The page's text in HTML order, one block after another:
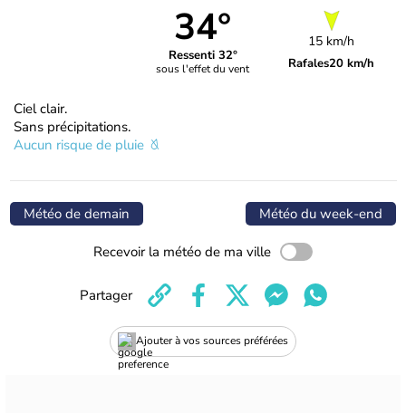
34°
Ressenti 32°
sous l'effet du vent
15 km/h
Rafales20 km/h
Ciel clair.
Sans précipitations.
Aucun risque de pluie
Météo de demain Météo du week-end
Recevoir la météo de ma ville
Ajouter à vos sources préférées
Partager